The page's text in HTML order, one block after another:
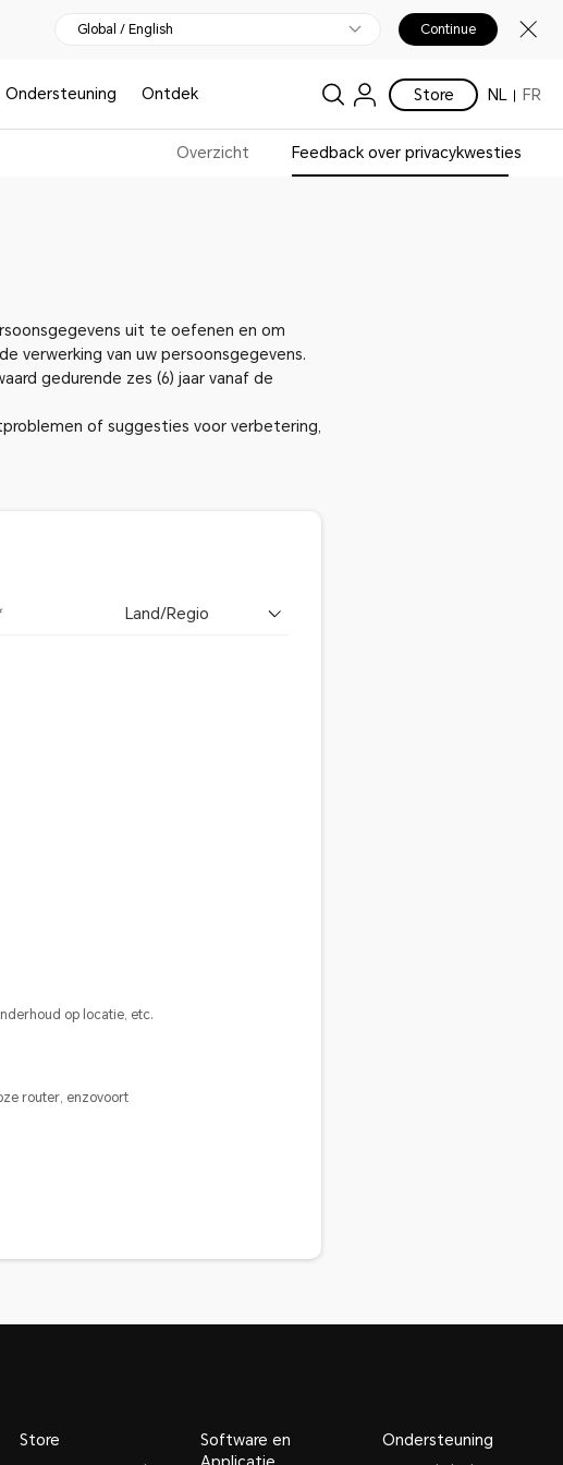
Global / English Continue
Ondersteuning Ontdek Store NL FR
Overzicht Feedback over privacykwesties
uit te oefenen en om
verwerking van uw persoonsgegevens.
gedurende zes (6) jaar vanaf de
of suggesties voor verbetering,
Land/Regio
op locatie, etc.
router, enzovoort
Store
Software en
Applicatie
Ondersteuning